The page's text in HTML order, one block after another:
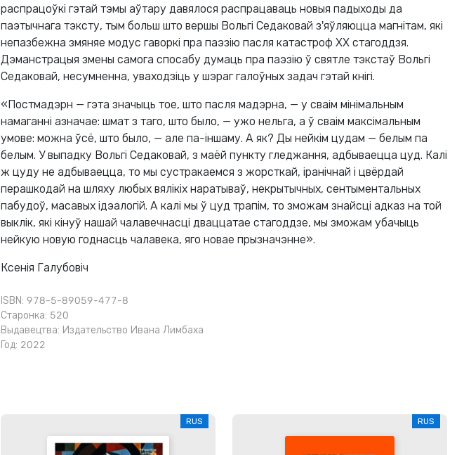
распрацоўкі гэтай тэмы аўтару давялося распрацаваць новыя падыходы да
паэтычнага тэксту, тым больш што вершы Вольгі Седаковай з'яўляюцца магнітам, які
непазбежна змяняе модус гаворкі пра паэзію пасля катастроф ХХ стагоддзя.
Дэманстрацыя змены самога спосабу думаць пра паэзію ў святле тэкстаў Вольгі
Седаковай, несумненна, уваходзіць у шэраг галоўных задач гэтай кнігі.
«Постмадэрн — гэта значыць тое, што пасля мадэрна, — у сваім мінімальным
намаганні азначае: шмат з таго, што было, — ужо нельга, а ў сваім максімальным
умове: можна ўсё, што было, — але па-іншаму. А як? Ды нейкім цудам — белым па
белым. У выпадку Вольгі Седаковай, з маёй пункту гледжання, адбываецца цуд. Калі
ж цуду не адбываецца, то мы сустракаемся з жорсткай, іранічнай і цвёрдай
перашкодай на шляху любых вялікіх наратываў, некрытычных, сентыментальных
пабудоў, масавых ідэалогій. А калі мы ў цуд трапім, то зможам знайсці адказ на той
выклік, які кінуў нашай чалавечнасці дваццатае стагоддзе, мы зможам убачыць
нейкую новую годнасць чалавека, яго новае прызначэнне».
Ксенія Галубовіч
ISBN: 978-5-89059-477-8
Старонка: 520
Выдавецтва: Издательство Ивана Лимбаха
Год: 2022
RUS RUS